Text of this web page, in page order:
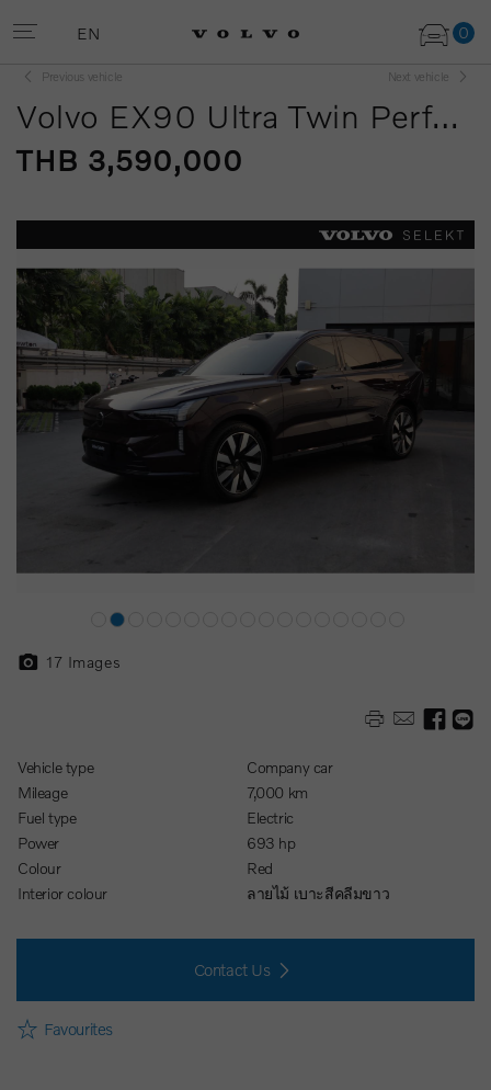
0
EN
Previous vehicle Next vehicle
Volvo EX90 Ultra Twin Performance 7 seats
THB 3,590,000
17 Images
Vehicle type
Company car
Mileage
7,000 km
Fuel type
Electric
Power
693 hp
Colour
Red
Interior colour
ลายไม้ เบาะสีคลีมขาว
Contact Us
Favourites